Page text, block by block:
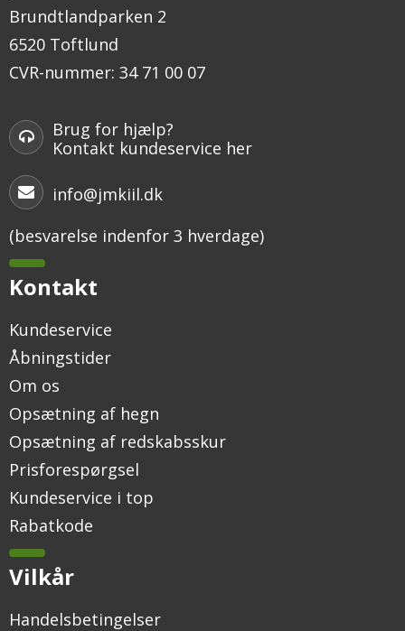
Brundtlandparken 2
6520 Toftlund
CVR-nummer: 34 71 00 07
Brug for hjælp?
Kontakt kundeservice her
info@jmkiil.dk
(besvarelse indenfor 3 hverdage)
Kontakt
Kundeservice
Åbningstider
Om os
Opsætning af hegn
Opsætning af redskabsskur
Prisforespørgsel
Kundeservice i top
Rabatkode
Vilkår
Handelsbetingelser